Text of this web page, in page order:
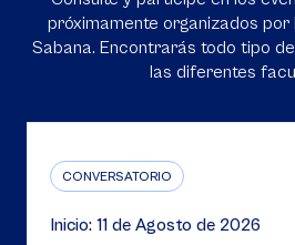
próximamente organizados por
Sabana. Encontrarás todo tipo
las diferentes
CONVERSATORIO
Inicio: 11 de Agosto de 2026